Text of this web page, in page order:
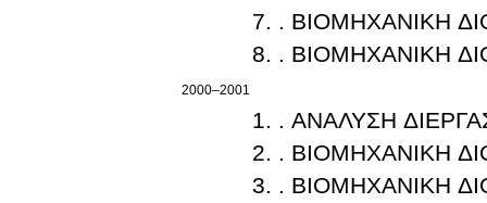
. ΒΙΟΜΗΧΑΝΙΚΗ
. ΒΙΟΜΗΧΑΝΙΚΗ
2000–2001
. ΑΝΑΛΥΣΗ
. ΒΙΟΜΗΧΑΝΙΚΗ
. ΒΙΟΜΗΧΑΝΙΚΗ